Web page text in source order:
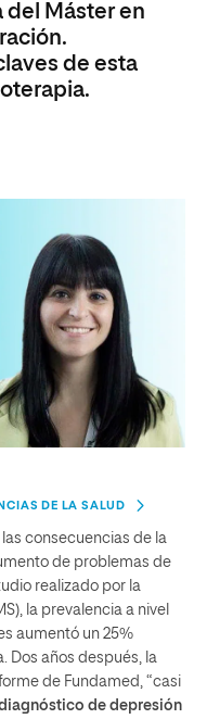
del Máster en
de esta
DE LA SALUD
consecuencias de la
de problemas de
realizado por la
la prevalencia a nivel
aumentó un 25%
Dos años después, la
de Fundamed, “casi
de depresión